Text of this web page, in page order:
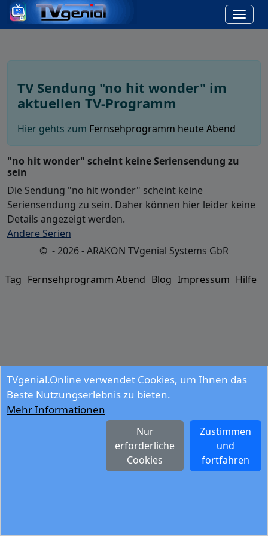
TVgenial.Online verwendet Cookies, um Ihnen das
Beste Nutzungserlebnis zu bieten.
Mehr Informationen
Zustimmen
und
fortfahren
Nur
erforderliche
Cookies
TV Sendung "no hit wonder" im
aktuellen TV-Programm
Hier gehts zum Fernsehprogramm heute Abend
"no hit wonder" scheint keine Seriensendung zu
sein
Die Sendung "no hit wonder" scheint keine
Seriensendung zu sein. Daher können hier leider keine
Details angezeigt werden.
Andere Serien
© - 2026 - ARAKON TVgenial Systems GbR
Tag Fernsehprogramm Abend Blog Impressum Hilfe